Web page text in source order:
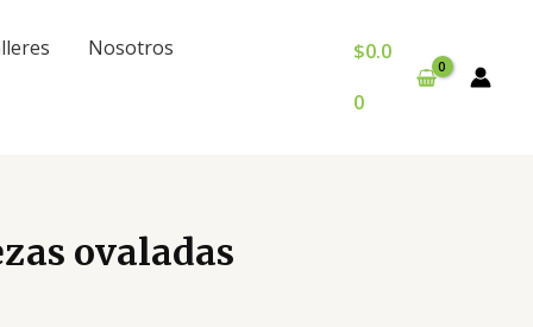
Nosotros $0.0
0
ovaladas